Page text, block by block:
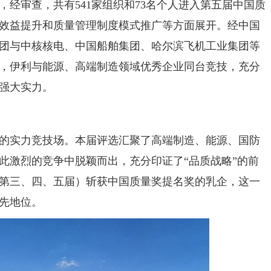
经审查，共有541家组织和73名个人进入第五届中国质
益提升和质量管理制度模式推广等方面展开。经中国
与中核核电、中国船舶集团、哈尔滨飞机工业集团等
伊利与能源、高端制造领域优秀企业同台竞技，充分
大实力。
实力竞技场。本届评选汇聚了高端制造、能源、国防
激烈的竞争中脱颖而出，充分印证了“品质战略”的前
三、四、五届）斩获中国质量奖提名奖的乳企，这一
地位。